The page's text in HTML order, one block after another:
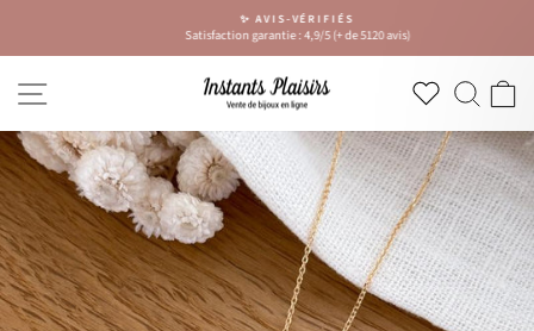
contenu
Diaporama
Pause
✨ AVIS-VÉRIFIÉS
Satisfaction garantie : 4,9/5 (+ de 5120 avis)